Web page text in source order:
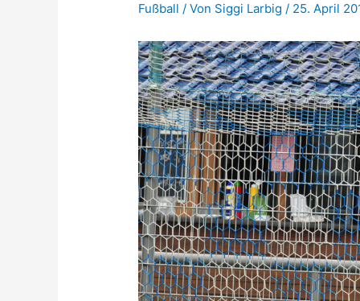
Fußball / Von Siggi Larbig/ 25. April